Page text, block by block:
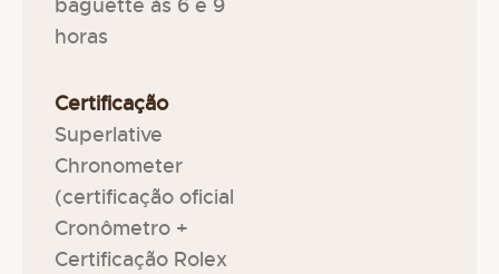
baguette às 6 e 9
horas
Certificação
Superlative
Chronometer
(certificação oficial
Cronômetro +
Certificação Rolex